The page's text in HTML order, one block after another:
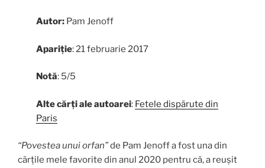
Autor: Pam Jenoff
Apariție: 21 februarie 2017
Notă: 5/5
Alte cărți ale autoarei: Fetele dispărute din
Paris
“Povestea unui orfan”de Pam Jenoff a fost una din
cărțile mele favorite din anul 2020 pentru că, a reușit